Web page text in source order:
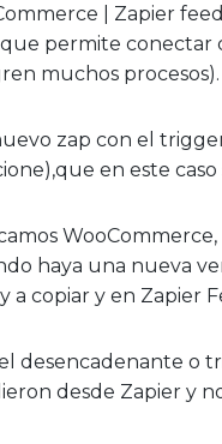
| Zapier
permite conectar
muchos procesos).
zap con el
en este
haya una nueva
a copiar y en Zapier
desencadenante o
desde Zapier y